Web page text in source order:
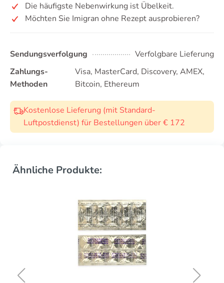
Die häufigste Nebenwirkung ist Übelkeit.
Möchten Sie Imigran ohne Rezept ausprobieren?
Sendungsverfolgung
Verfolgbare Lieferung
Zahlungs-
Methoden
Visa, MasterCard, Discovery, AMEX,
Bitcoin, Ethereum
Kostenlose Lieferung (mit Standard-
Luftpostdienst) für Bestellungen über € 172
Ähnliche Produkte: